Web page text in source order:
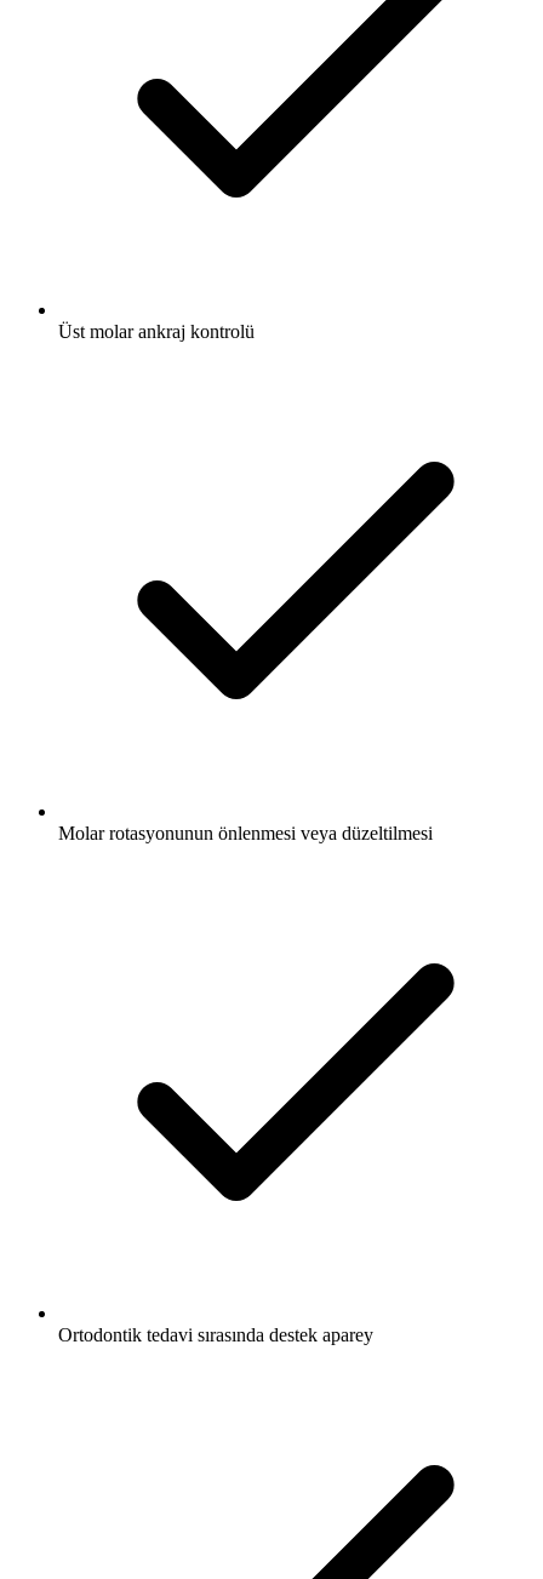
Üst molar ankraj kontrolü
Molar rotasyonunun önlenmesi veya düzeltilmesi
Ortodontik tedavi sırasında destek aparey